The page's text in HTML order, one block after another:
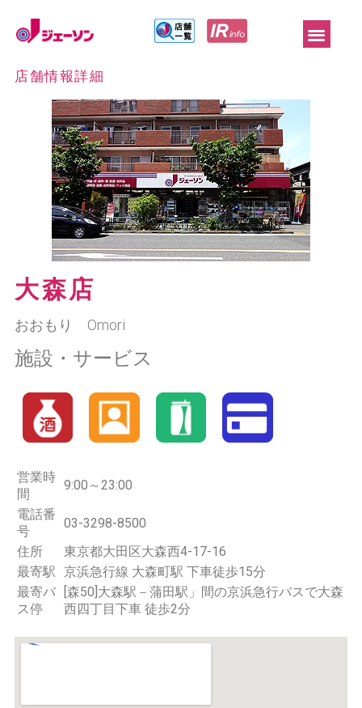
店舗情報詳細
大森店
おおもり Omori
施設・サービス
営業時
間
9:00～23:00
電話番
号
03-3298-8500
住所
東京都大田区大森西4-17-16
最寄駅 京浜急行線 大森町駅 下車徒歩15分
最寄バ
ス停
[森50]大森駅－蒲田駅」間の京浜急行バスで大森
西四丁目下車 徒歩2分